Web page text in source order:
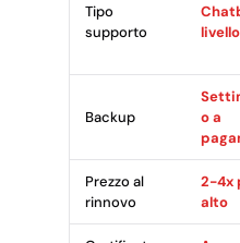
Tipo
supporto
livello
Backup
o a
Prezzo al
rinnovo
2-4x
alto